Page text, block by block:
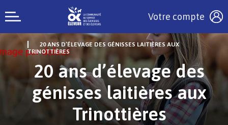
Votre compte
20 ANS D’ÉLEVAGE DES GÉNISSES LAITIÈRES AUX
TRINOTTIÈRES
20 ans d’élevage des
génisses laitières aux
Trinottières